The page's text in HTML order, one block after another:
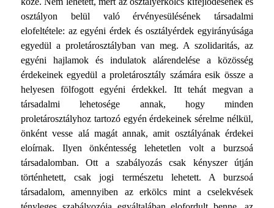
osztályon belül való érvényesülésének társadalmi
elofeltétele: az egyéni érdek és osztályérdek egyirányúsága
egyedül a proletárosztályban van meg. A szolidaritás, az
egyéni hajlamok és indulatok alárendelése a közösség
érdekeinek egyedül a proletárosztály számára esik össze a
helyesen fölfogott egyéni érdekkel. Itt tehát megvan a
társadalmi lehetosége annak, hogy minden
proletárosztályhoz tartozó egyén érdekeinek sérelme nélkül,
önként vesse alá magát annak, amit osztályának érdekei
eloírnak. Ilyen önkéntesség lehetetlen volt a burzsoá
társadalomban. Ott a szabályozás csak kényszer útján
történhetett, csak jogi természetu lehetett. A burzsoá
társadalom, amennyiben az erkölcs mint a cselekvések